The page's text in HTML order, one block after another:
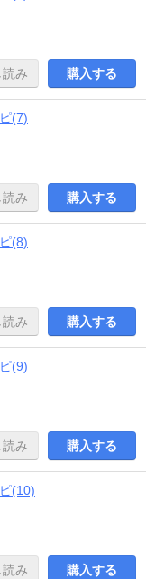
み 購入する
(7)
み 購入する
(8)
み 購入する
(9)
み 購入する
(10)
み 購入する